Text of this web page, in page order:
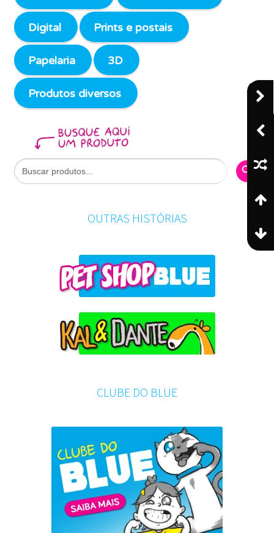
Digital Prints e postais
Papelaria 3D
Produtos diversos
Search
for:
Search
OUTRAS HISTÓRIAS
CLUBE DO BLUE